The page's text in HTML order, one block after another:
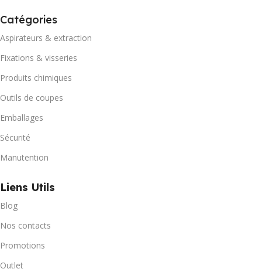
Catégories
Aspirateurs & extraction
Fixations & visseries
Produits chimiques
Outils de coupes
Emballages
Sécurité
Manutention
Liens Utils
Blog
Nos contacts
Promotions
Outlet